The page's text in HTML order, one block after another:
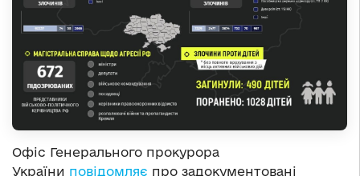
Офіс Генерального прокурора
України повідомляє про задокументовані